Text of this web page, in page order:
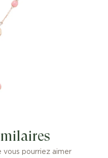
vous pourriez aimer